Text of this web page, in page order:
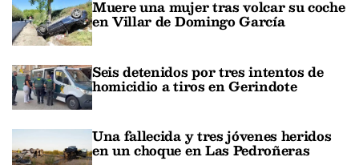
Muere una mujer tras volcar su coche
en Villar de Domingo García
Seis detenidos por tres intentos de
homicidio a tiros en Gerindote
Una fallecida y tres jóvenes heridos
en un choque en Las Pedroñeras